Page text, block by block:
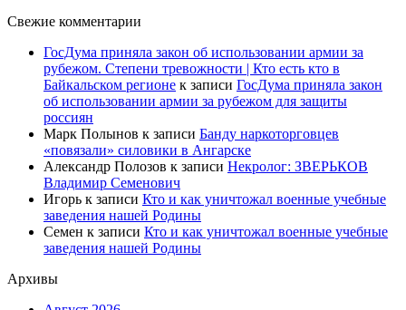
Свежие комментарии
ГосДума приняла закон об использовании армии за
рубежом. Степени тревожности | Кто есть кто в
Байкальском регионе к записи ГосДума приняла закон
об использовании армии за рубежом для защиты
россиян
Марк Полынов к записи Банду наркоторговцев
«повязали» силовики в Ангарске
Александр Полозов к записи Некролог: ЗВЕРЬКОВ
Владимир Семенович
Игорь к записи Кто и как уничтожал военные учебные
заведения нашей Родины
Семен к записи Кто и как уничтожал военные учебные
заведения нашей Родины
Архивы